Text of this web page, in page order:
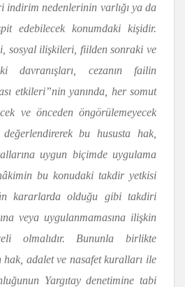
indirim nedenlerinin varlığı ya da
edebilecek konumdaki kişidir.
sosyal ilişkileri, fiilden sonraki ve
davranışları, cezanın failin
etkileri”nin yanında, her somut
ve önceden öngörülemeyecek
bu hususta hak,
uygun biçimde uygulama
bu konudaki takdir yetkisi
kararlarda olduğu gibi takdiri
veya uygulanmamasına ilişkin
olmalıdır. Bununla birlikte
hak, adalet ve nasafet kuralları ile
Yargıtay denetimine tabi